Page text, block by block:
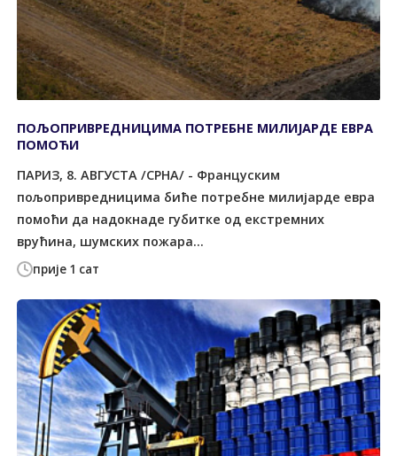
прије 1 сат
ПОЉОПРИВРЕДНИЦИМА ПОТРЕБНЕ МИЛИЈАРДЕ ЕВРА
ПОМОЋИ
ПАРИЗ, 8. АВГУСТА /СРНА/ - Француским
пољопривредницима биће потребне милијарде евра
помоћи да надокнаде губитке од екстремних
врућина, шумских пожара...